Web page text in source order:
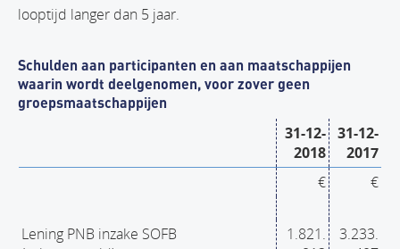
looptijd langer dan 5 jaar.
Schulden aan participanten en aan maatschappijen
waarin wordt deelgenomen, voor zover geen
groepsmaatschappijen
31-12-
2018
31-12-
2017
€
€
Lening PNB inzake SOFB
1.821.
3.233.